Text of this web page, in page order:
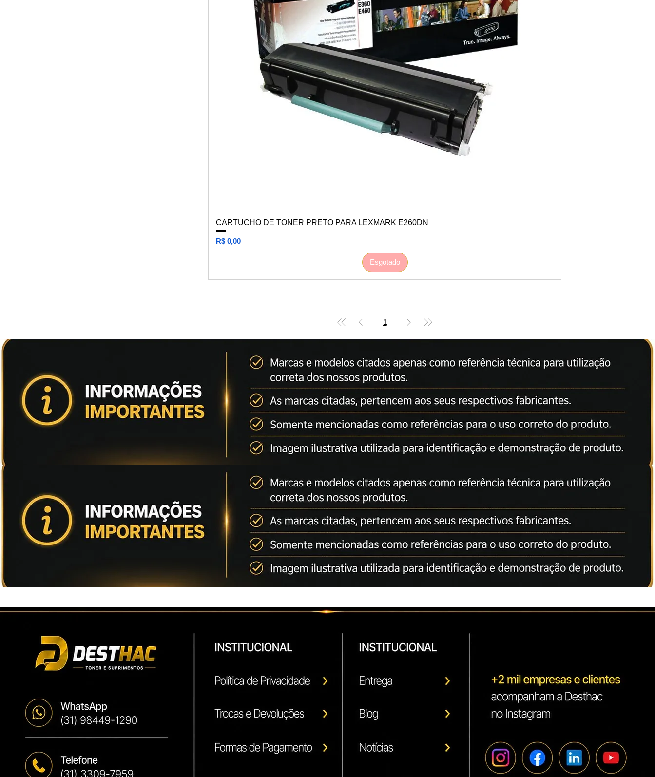
CARTUCHO DE TONER PRETO PARA LEXMARK E260DN
Preço
R$ 0,00
Esgotado
1